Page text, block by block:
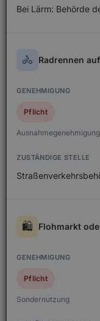
Bei Lärm: Behörde
🚴 Radrennen
Pflicht
Ausnahmegenehmigung
🛍️ Flohmarkt
Pflicht
Sondernutzung